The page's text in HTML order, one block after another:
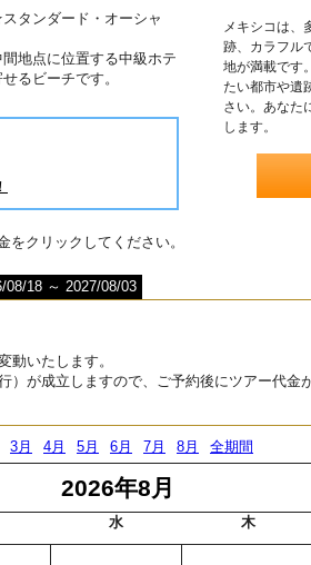
タンダード・オーシャ
地点に位置する中級ホテ
るビーチです。
メキシコは、
跡、カラフル
地が満載です
たい都市や遺
さい。あなた
します。
クリックしてください。
08/18 ～ 2027/08/03
動いたします。
）が成立しますので、ご予約後にツアー代金
3月 4月 5月 6月 7月 8月 全期間
2026年8月
水 木